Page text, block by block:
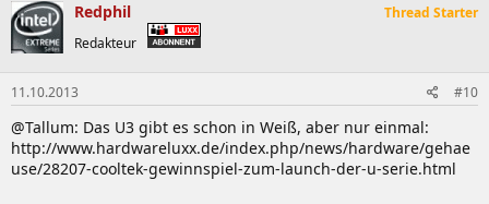
Redphil
Redakteur
Thread Starter
11.10.2013 #10
@Tallum: Das U3 gibt es schon in Weiß, aber nur einmal:
http://www.hardwareluxx.de/index.php/news/hardware/gehae
use/28207-cooltek-gewinnspiel-zum-launch-der-u-serie.html